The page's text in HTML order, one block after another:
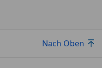
Nach Oben